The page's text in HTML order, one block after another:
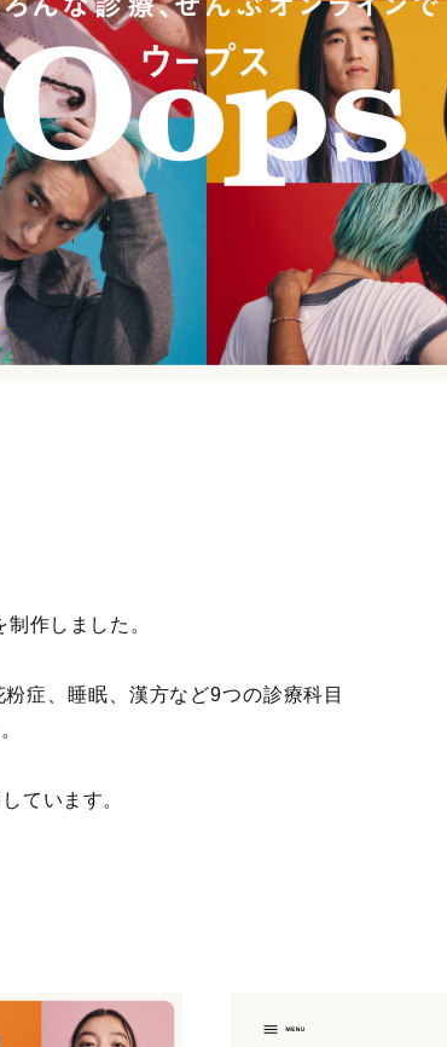
作しました。
症、睡眠、漢方など9つの診療科目
ています。